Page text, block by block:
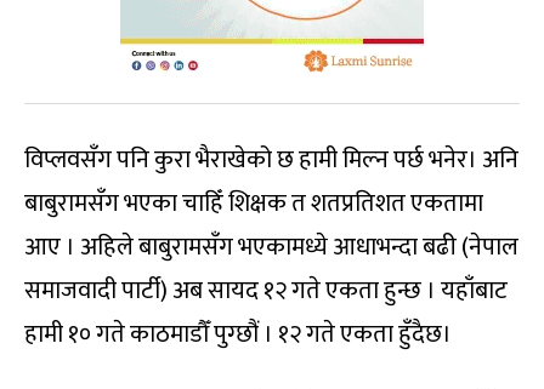
विप्लवसँग पनि कुरा भैराखेको छ हामी मिल्न पर्छ भनेर। अनि
बाबुरामसँग भएका चाहिँ शिक्षक त शतप्रतिशत एकतामा
आए । अहिले बाबुरामसँग भएकामध्ये आधाभन्दा बढी (नेपाल
समाजवादी पार्टी) अब सायद १२ गते एकता हुन्छ । यहाँबाट
हामी १० गते काठमाडौँ पुग्छौं । १२ गते एकता हुँदैछ।